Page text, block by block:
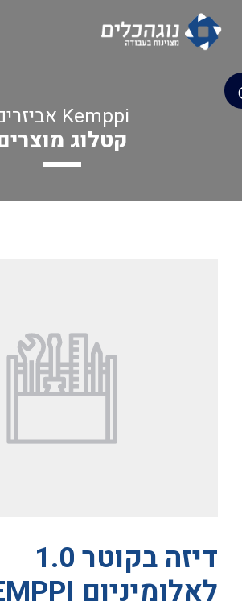
Kemppi אביזרים
קטלוג
דיזה בקוטר 1.0
לאלומיניום KEMPPI